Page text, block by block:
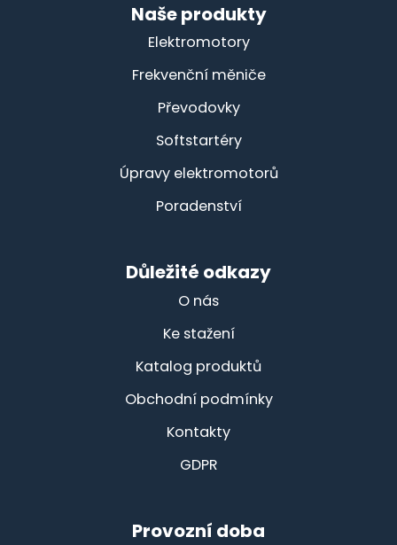
Naše produkty
Elektromotory
Frekvenční měniče
Převodovky
Softstartéry
Úpravy elektromotorů
Poradenství
Důležité odkazy
O nás
Ke stažení
Katalog produktů
Obchodní podmínky
Kontakty
GDPR
Provozní doba